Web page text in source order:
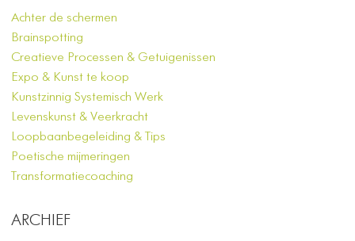
Achter de schermen
Brainspotting
Creatieve Processen & Getuigenissen
Expo & Kunst te koop
Kunstzinnig Systemisch Werk
Levenskunst & Veerkracht
Loopbaanbegeleiding & Tips
Poetische mijmeringen
Transformatiecoaching
ARCHIEF